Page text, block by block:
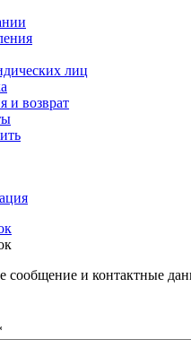
лиц
и возврат
сообщение и контактные